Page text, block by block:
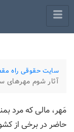
سایت حقوقی راه
آثار شوم مهرهای
مَهر، مالی که مرد
حاضر در برخی از